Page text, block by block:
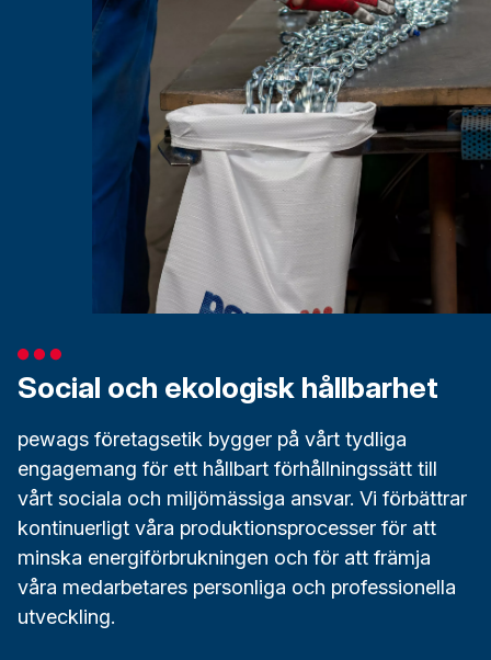
Social och ekologisk hållbarhet
pewags företagsetik bygger på vårt tydliga
engagemang för ett hållbart förhållningssätt till
vårt sociala och miljömässiga ansvar. Vi förbättrar
kontinuerligt våra produktionsprocesser för att
minska energiförbrukningen och för att främja
våra medarbetares personliga och professionella
utveckling.